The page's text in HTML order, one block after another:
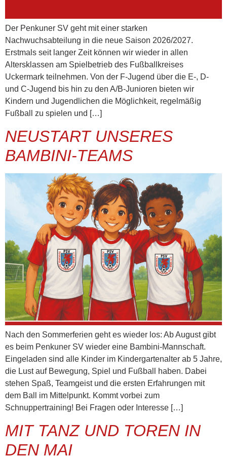
Der Penkuner SV geht mit einer starken
Nachwuchsabteilung in die neue Saison 2026/2027.
Erstmals seit langer Zeit können wir wieder in allen
Altersklassen am Spielbetrieb des Fußballkreises
Uckermark teilnehmen. Von der F-Jugend über die E-, D-
und C-Jugend bis hin zu den A/B-Junioren bieten wir
Kindern und Jugendlichen die Möglichkeit, regelmäßig
Fußball zu spielen und […]
NEUSTART UNSERES
BAMBINI-TEAMS
Nach den Sommerferien geht es wieder los: Ab August gibt
es beim Penkuner SV wieder eine Bambini-Mannschaft.
Eingeladen sind alle Kinder im Kindergartenalter ab 5 Jahre,
die Lust auf Bewegung, Spiel und Fußball haben. Dabei
stehen Spaß, Teamgeist und die ersten Erfahrungen mit
dem Ball im Mittelpunkt. Kommt vorbei zum
Schnuppertraining! Bei Fragen oder Interesse […]
MIT TANZ UND TOREN IN
DEN MAI